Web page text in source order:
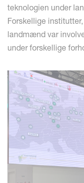
teknologien under
Forskellige
landmænd var
under forskellige